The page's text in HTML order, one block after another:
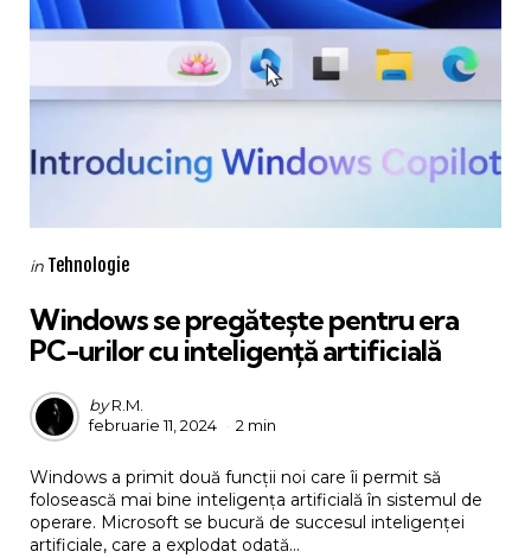
Categories
Posted
in Tehnologie
Windows se pregătește pentru era
PC-urilor cu inteligență artificială
Posted
by
by R.M.
februarie 11, 2024
2 min
Windows a primit două funcții noi care îi permit să
folosească mai bine inteligența artificială în sistemul de
operare. Microsoft se bucură de succesul inteligenței
artificiale, care a explodat odată...